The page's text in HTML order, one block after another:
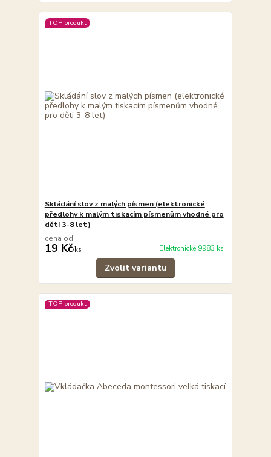
TOP produkt
Skládání slov z malých písmen (elektronické
předlohy k malým tiskacím písmenům vhodné pro
děti 3-8 let)
cena od
19 Kč/ks Elektronické 9983 ks
Zvolit variantu
TOP produkt